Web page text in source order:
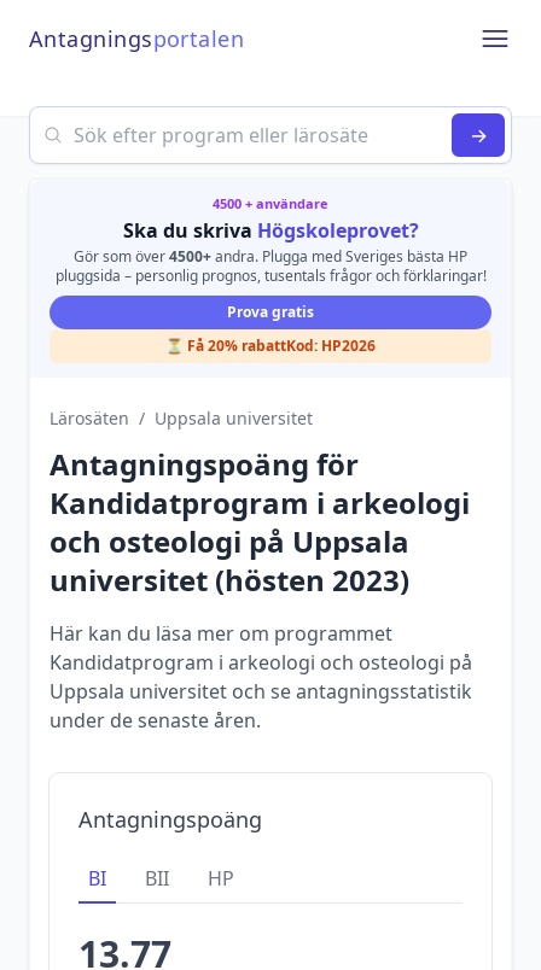
Antagningsportalen
Search
→
4500 + användare
Ska du skriva Högskoleprovet?
Gör som över4500+andra. Plugga med Sveriges bästa HP
pluggsida – personlig prognos, tusentals frågor och förklaringar!
Prova gratis
⏳ Få 20% rabattKod: HP2026
Lärosäten / Uppsala universitet
Antagningspoäng för
Kandidatprogram i arkeologi
och osteologi på Uppsala
universitet (hösten 2023)
Här kan du läsa mer om programmet
Kandidatprogram i arkeologi och osteologi på
Uppsala universitet och se antagningsstatistik
under de senaste åren.
Antagningspoäng
BI BII HP
13.77